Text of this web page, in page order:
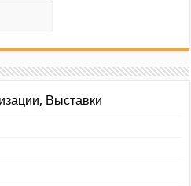
Выставки